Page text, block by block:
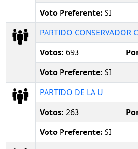
Voto Preferente: SI
PARTIDO CONSERVADOR
Votos: 693
Voto Preferente: SI
PARTIDO DE LA U
Votos: 263
Voto Preferente: SI